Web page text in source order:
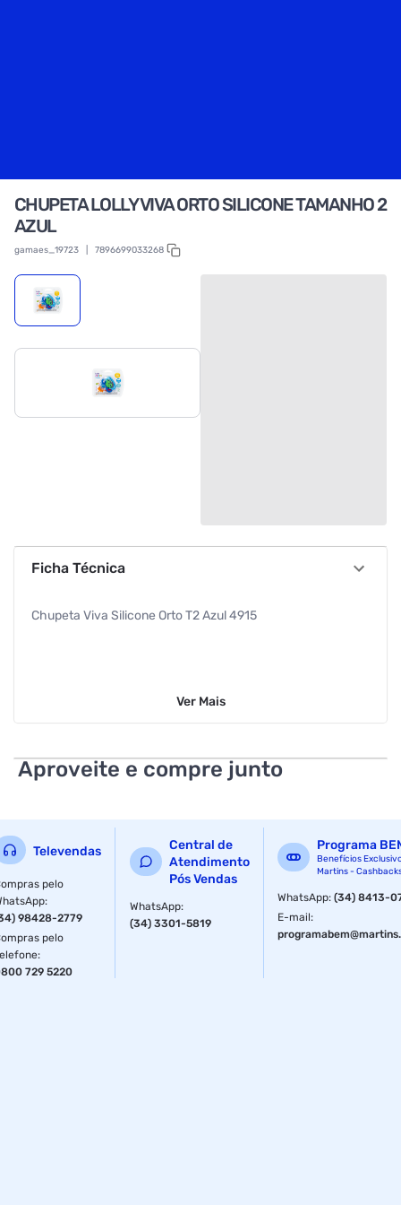
CHUPETA LOLLY VIVA ORTO SILICONE TAMANHO 2
AZUL
gamaes_19723 7896699033268
Ficha Técnica
Chupeta Viva Silicone Orto T2 Azul 4915
Ver Mais
Aproveite e compre junto
Televendas
pelo
:
98428-2779
pelo
:
729 5220
Central de
Atendimento
Pós Vendas
WhatsApp:
(34) 3301-5819
Programa
Benefícios
Martins -
WhatsApp:(34) 8413-
E-mail: